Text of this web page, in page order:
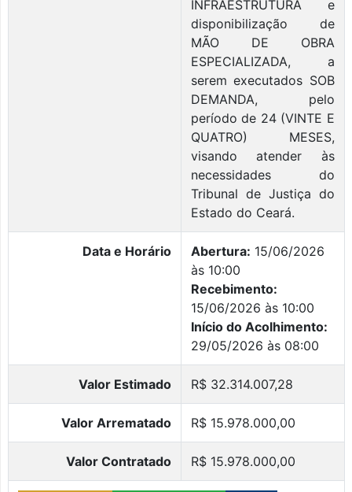
INFRAESTRUTURA e
disponibilização de
MÃO DE OBRA
ESPECIALIZADA, a
serem executados SOB
DEMANDA, pelo
período de 24 (VINTE E
QUATRO) MESES,
visando atender às
necessidades do
Tribunal de Justiça do
Estado do Ceará.
Data e Horário Abertura: 15/06/2026
às 10:00
Recebimento:
15/06/2026 às 10:00
Início do Acolhimento:
29/05/2026 às 08:00
Valor Estimado R$ 32.314.007,28
Valor Arrematado R$ 15.978.000,00
Valor Contratado R$ 15.978.000,00